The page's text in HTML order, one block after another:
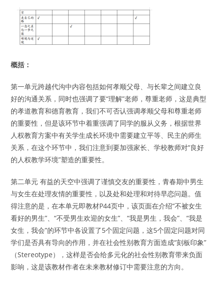
概括：
第一单元跨越代沟中内容包括如何孝顺父母、与长辈之间建立良
好的沟通关系，同时也强调了要“理解”老师，尊重老师，这是典型
的孝道教育和德育教育，我们不可否认强调孝顺父母和尊重老师
的重要性，但是该环节中着重强调了同学的服从义务，根据世界
人权教育方案中有关学生成长环境中需要建立平等、民主的师生
关系，在这个环节中，我们注意到要加强家长、学校教师对“良好
的人权教学环境”塑造的重要性。
第二单元 有益的天空中强调了谨慎交友的重要性，青春期中男生
与女生在处理友情的重要性，以及处和处理和对待早恋问题。值
得注意的是，在本单元即教材P44页中，该页面在介绍“不被女生
看好的男生”、“不受男生欢迎的女生”、“我是男生，我会”、“我是
女生，我会”的环节中各设置了5个固定问题，这5个固定问题对同
学们是否具有导向的作用，并在社会性别教育方面造成“刻板印象”
（Stereotype），这样是否会给多元化的社会性别教育带来负面
影响，这是该教材作者在未来教材修订中需要注意的方向。